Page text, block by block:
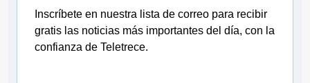
Inscríbete en nuestra lista de correo para recibir
gratis las noticias más importantes del día, con la
confianza de Teletrece.